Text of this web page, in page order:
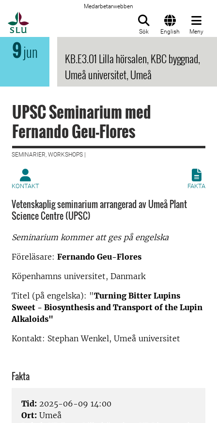
Medarbetarwebben
Sök English Meny
9jun
KB.E3.01 Lilla hörsalen, KBC byggnad,
Umeå universitet, Umeå
UPSC Seminarium med
Fernando Geu-Flores
SEMINARIER, WORKSHOPS |
KONTAKT FAKTA
Vetenskaplig seminarium arrangerad av Umeå Plant
Science Centre (UPSC)
Seminarium kommer att ges på engelska
Föreläsare: Fernando Geu-Flores
Köpenhamns universitet, Danmark
Titel (på engelska): "Turning Bitter Lupins
Sweet - Biosynthesis and Transport of the Lupin
Alkaloids"
Kontakt: Stephan Wenkel, Umeå universitet
Fakta
Tid: 2025-06-09 14:00
Ort: Umeå